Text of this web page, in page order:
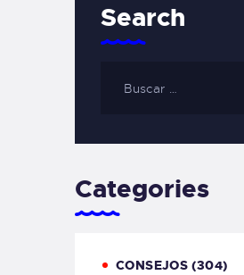
Search
Categories
CONSEJOS (304)